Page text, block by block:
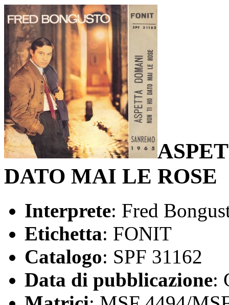
DATO MAI LE ROSE
Interprete: Fred
Etichetta: FONIT
Catalogo: SPF 31162
Data di pubblicazione: